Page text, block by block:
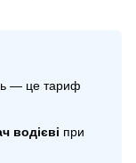
— це тариф
водієві при